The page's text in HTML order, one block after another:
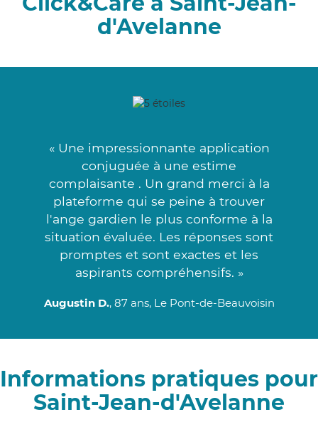
d'Avelanne
« Une impressionnante application
conjuguée à une estime
complaisante . Un grand merci à la
plateforme qui se peine à trouver
l'ange gardien le plus conforme à la
situation évaluée. Les réponses sont
promptes et sont exactes et les
aspirants compréhensifs. »
Augustin D., 87 ans, Le Pont-de-Beauvoisin
Informations pratiques pour
Saint-Jean-d'Avelanne